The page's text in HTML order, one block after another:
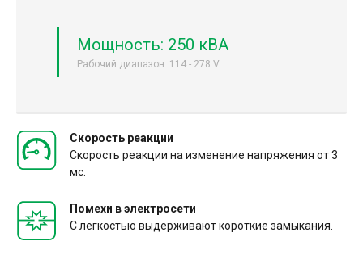
Мощность: 250 кВА
Рабочий диапазон: 114 - 278 V
Скорость реакции
Скорость реакции на изменение напряжения от 3
мс.
Помехи в электросети
С легкостью выдерживают короткие замыкания.